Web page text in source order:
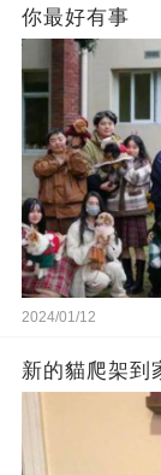
你最好有事
2024/01/12
新的貓爬架到